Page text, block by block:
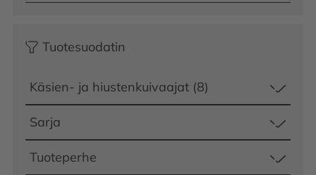
Tuotesuodatin
Käsien- ja hiustenkuivaajat (8)
Sarja
Tuoteperhe